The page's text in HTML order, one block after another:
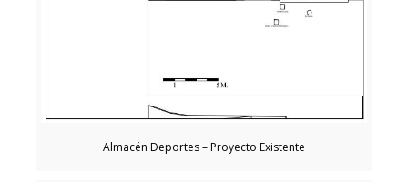
Almacén Deportes – Proyecto Existente